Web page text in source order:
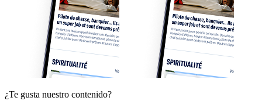
¿Te gusta nuestro contenido?